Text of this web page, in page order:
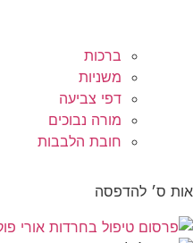
ברכות
משניות
דפי צביעה
מורה נבוכים
חובת הלבבות
ס׳ להדפסה